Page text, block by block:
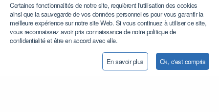
Notre savoir-faire au service de l'Afrique et du monde. Ensemble
nous sommes engagé à supporter les jeunes talents et les
femmes dans un environnement où les idées transformatrices
Certaines fonctionnalités de notre site, requièrent l'utilisation des cookies
ainsi que la sauvegarde de vos données personnelles pour vous garantir la
meilleure expérience sur notre site Web. Si vous continuez à utiliser ce site,
vous reconnaissez avoir pris connaissance de notre politique de
confidentialité et être en accord avec elle.
En savoir plus Ok, c'est compris